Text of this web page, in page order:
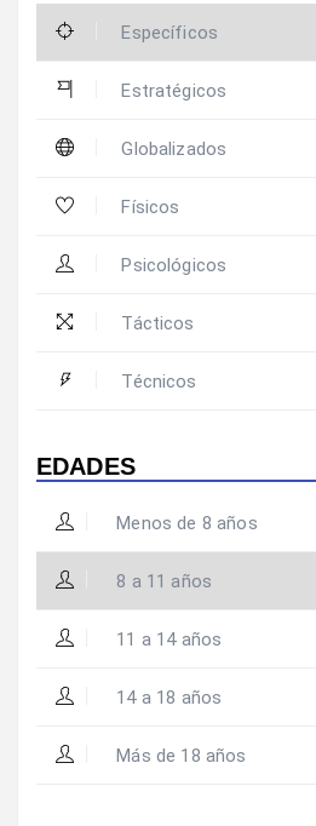
Específicos
Estratégicos
Globalizados
Físicos
Psicológicos
Tácticos
Técnicos
EDADES
Menos de 8 años
8 a 11 años
11 a 14 años
14 a 18 años
Más de 18 años